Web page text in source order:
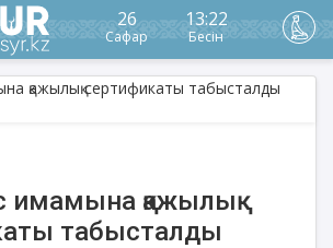
26
Сафар
13:22
Бесін
имамына қажылық
табысталды